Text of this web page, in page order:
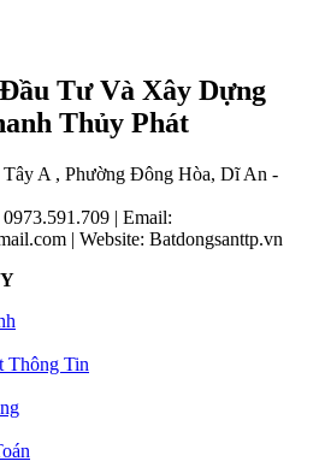
Tư Và Xây Dựng
Thủy Phát
A , Phường Đông Hòa, Dĩ An -
0973.591.709 | Email:
| Website: Batdongsanttp.vn
Thông Tin